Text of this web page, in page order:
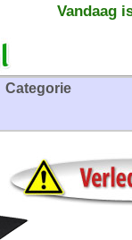
Vandaag
Categorie